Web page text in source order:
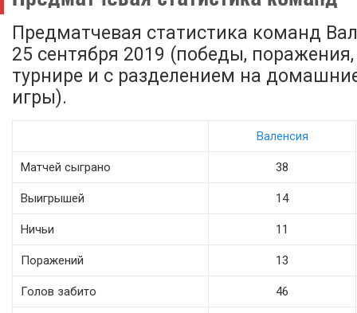
Предматчевая статистика команд
25 сентября 2019 (победы,
турнире и с разделением на
игры).
Валенсия
Матчей сыграно 38
Выигрышей 14
Ничьи 11
Поражений 13
Голов забито 46